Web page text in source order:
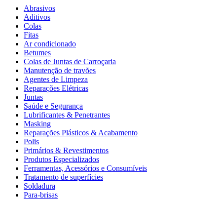
Abrasivos
Aditivos
Colas
Fitas
Ar condicionado
Betumes
Colas de Juntas de Carroçaria
Manutenção de travões
Agentes de Limpeza
Reparações Elétricas
Juntas
Saúde e Segurança
Lubrificantes & Penetrantes
Masking
Reparações Plásticos & Acabamento
Polis
Primários & Revestimentos
Produtos Especializados
Ferramentas, Acessórios e Consumíveis
Tratamento de superfícies
Soldadura
Para-brisas